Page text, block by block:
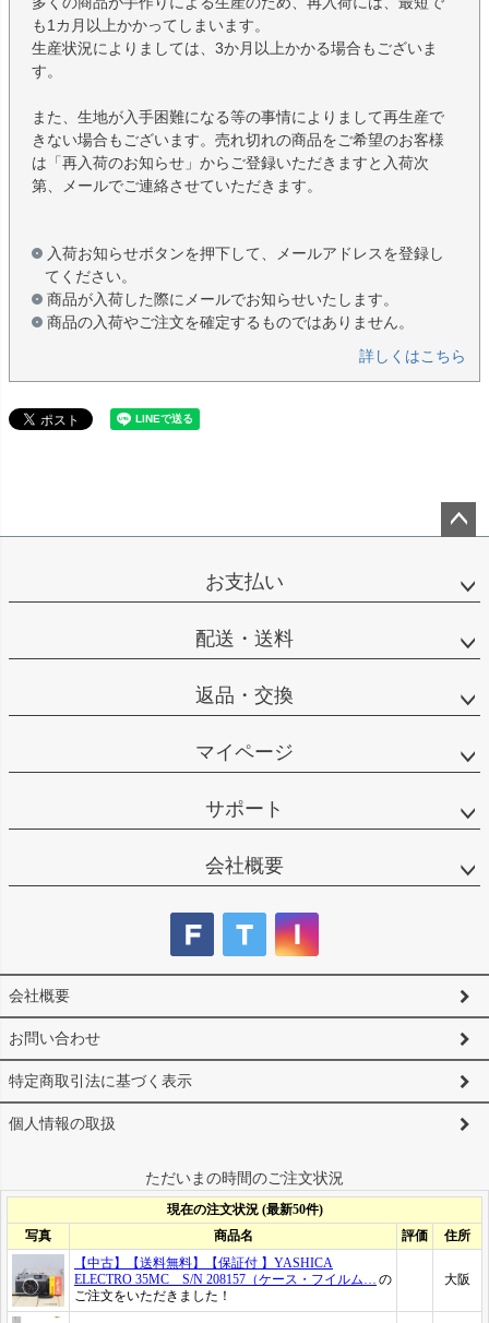
も1カ月以上かかってしまいます。
生産状況によりましては、3か月以上かかる場合もございま
す。
また、生地が入手困難になる等の事情によりまして再生産で
きない場合もございます。売れ切れの商品をご希望のお客様
は「再入荷のお知らせ」からご登録いただきますと入荷次
第、メールでご連絡させていただきます。
入荷お知らせボタンを押下して、メールアドレスを登録し
てください。
商品が入荷した際にメールでお知らせいたします。
商品の入荷やご注文を確定するものではありません。
詳しくはこちら
ップ
お支払い
配送・送料
返品・交換
マイページ
サポート
会社概要
会社概要
お問い合わせ
特定商取引法に基づく表示
個人情報の取扱
ただいまの時間のご注文状況